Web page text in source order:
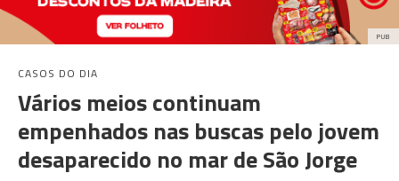
PUB
CASOS DO DIA
Vários meios continuam
empenhados nas buscas pelo jovem
desaparecido no mar de São Jorge